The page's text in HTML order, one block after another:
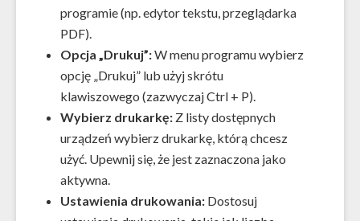
programie (np. edytor tekstu, przeglądarka
PDF).
Opcja „Drukuj”:W menu programu wybierz
opcję „Drukuj” lub użyj skrótu
klawiszowego (zazwyczaj Ctrl + P).
Wybierz drukarkę: Z listy dostępnych
urządzeń wybierz drukarkę, którą chcesz
użyć. Upewnij się, że jest zaznaczona jako
aktywna.
Ustawienia drukowania: Dostosuj